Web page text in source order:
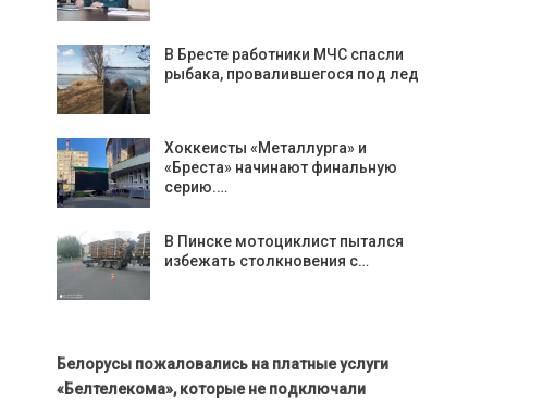
В Бресте работники МЧС спасли
рыбака, провалившегося под лед
Хоккеисты «Металлурга» и
«Бреста» начинают финальную
серию.…
В Пинске мотоциклист пытался
избежать столкновения с…
Белорусы пожаловались на платные услуги
«Белтелекома», которые не подключали